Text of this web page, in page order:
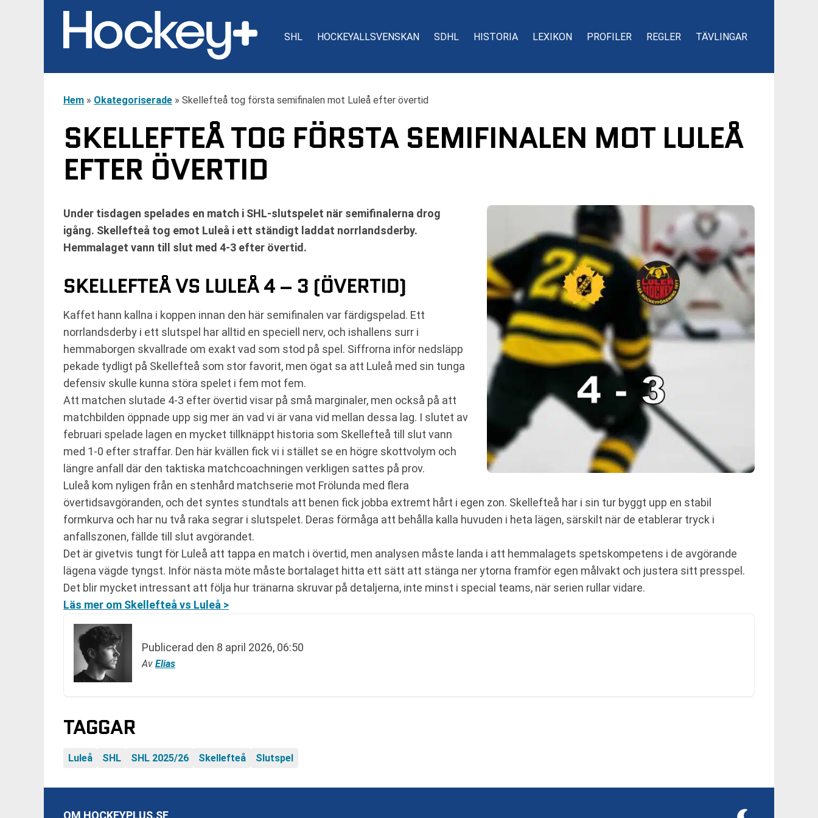
SHL HOCKEYALLSVENSKAN SDHL HISTORIA LEXIKON PROFILER REGLER TÄVLINGAR
Hem » Okategoriserade » Skellefteå tog första semifinalen mot Luleå efter övertid
SKELLEFTEÅ TOG FÖRSTA SEMIFINALEN MOT LULEÅ
EFTER ÖVERTID
Under tisdagen spelades en match i SHL-slutspelet när semifinalerna drog
igång. Skellefteå tog emot Luleå i ett ständigt laddat norrlandsderby.
Hemmalaget vann till slut med 4-3 efter övertid.
SKELLEFTEÅ VS LULEÅ 4 – 3 (ÖVERTID)
Kaffet hann kallna i koppen innan den här semifinalen var färdigspelad. Ett
norrlandsderby i ett slutspel har alltid en speciell nerv, och ishallens surr i
hemmaborgen skvallrade om exakt vad som stod på spel. Siffrorna inför nedsläpp
pekade tydligt på Skellefteå som stor favorit, men ögat sa att Luleå med sin tunga
defensiv skulle kunna störa spelet i fem mot fem.
Att matchen slutade 4-3 efter övertid visar på små marginaler, men också på att
matchbilden öppnade upp sig mer än vad vi är vana vid mellan dessa lag. I slutet av
februari spelade lagen en mycket tillknäppt historia som Skellefteå till slut vann
med 1-0 efter straffar. Den här kvällen fick vi i stället se en högre skottvolym och
längre anfall där den taktiska matchcoachningen verkligen sattes på prov.
Luleå kom nyligen från en stenhård matchserie mot Frölunda med flera
övertidsavgöranden, och det syntes stundtals att benen fick jobba extremt hårt i egen zon. Skellefteå har i sin tur byggt upp en stabil
formkurva och har nu två raka segrar i slutspelet. Deras förmåga att behålla kalla huvuden i heta lägen, särskilt när de etablerar tryck i
anfallszonen, fällde till slut avgörandet.
Det är givetvis tungt för Luleå att tappa en match i övertid, men analysen måste landa i att hemmalagets spetskompetens i de avgörande
lägena vägde tyngst. Inför nästa möte måste bortalaget hitta ett sätt att stänga ner ytorna framför egen målvakt och justera sitt presspel.
Det blir mycket intressant att följa hur tränarna skruvar på detaljerna, inte minst i special teams, när serien rullar vidare.
Läs mer om Skellefteå vs Luleå >
Publicerad den 8 april 2026, 06:50
Av Elias
TAGGAR
Luleå SHL SHL 2025/26 Skellefteå Slutspel
OM HOCKEYPLUS.SE